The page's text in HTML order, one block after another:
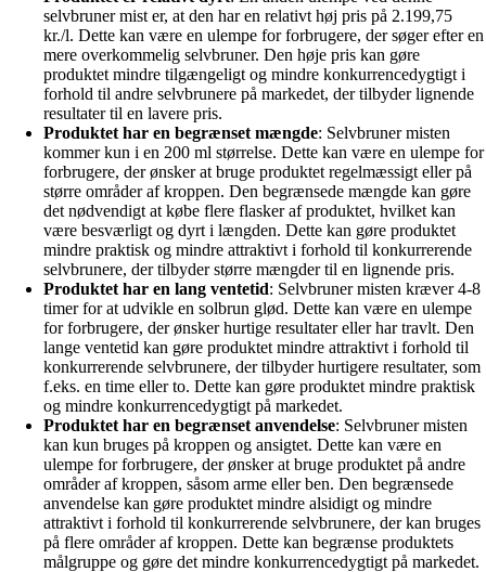
selvbruner mist er, at den har en relativt høj pris på 2.199,75
kr./l. Dette kan være en ulempe for forbrugere, der søger efter en
mere overkommelig selvbruner. Den høje pris kan gøre
produktet mindre tilgængeligt og mindre konkurrencedygtigt i
forhold til andre selvbrunere på markedet, der tilbyder lignende
resultater til en lavere pris.
Produktet har en begrænset mængde: Selvbruner misten
kommer kun i en 200 ml størrelse. Dette kan være en ulempe for
forbrugere, der ønsker at bruge produktet regelmæssigt eller på
større områder af kroppen. Den begrænsede mængde kan gøre
det nødvendigt at købe flere flasker af produktet, hvilket kan
være besværligt og dyrt i længden. Dette kan gøre produktet
mindre praktisk og mindre attraktivt i forhold til konkurrerende
selvbrunere, der tilbyder større mængder til en lignende pris.
Produktet har en lang ventetid: Selvbruner misten kræver 4-8
timer for at udvikle en solbrun glød. Dette kan være en ulempe
for forbrugere, der ønsker hurtige resultater eller har travlt. Den
lange ventetid kan gøre produktet mindre attraktivt i forhold til
konkurrerende selvbrunere, der tilbyder hurtigere resultater, som
f.eks. en time eller to. Dette kan gøre produktet mindre praktisk
og mindre konkurrencedygtigt på markedet.
Produktet har en begrænset anvendelse: Selvbruner misten
kan kun bruges på kroppen og ansigtet. Dette kan være en
ulempe for forbrugere, der ønsker at bruge produktet på andre
områder af kroppen, såsom arme eller ben. Den begrænsede
anvendelse kan gøre produktet mindre alsidigt og mindre
attraktivt i forhold til konkurrerende selvbrunere, der kan bruges
på flere områder af kroppen. Dette kan begrænse produktets
målgruppe og gøre det mindre konkurrencedygtigt på markedet.